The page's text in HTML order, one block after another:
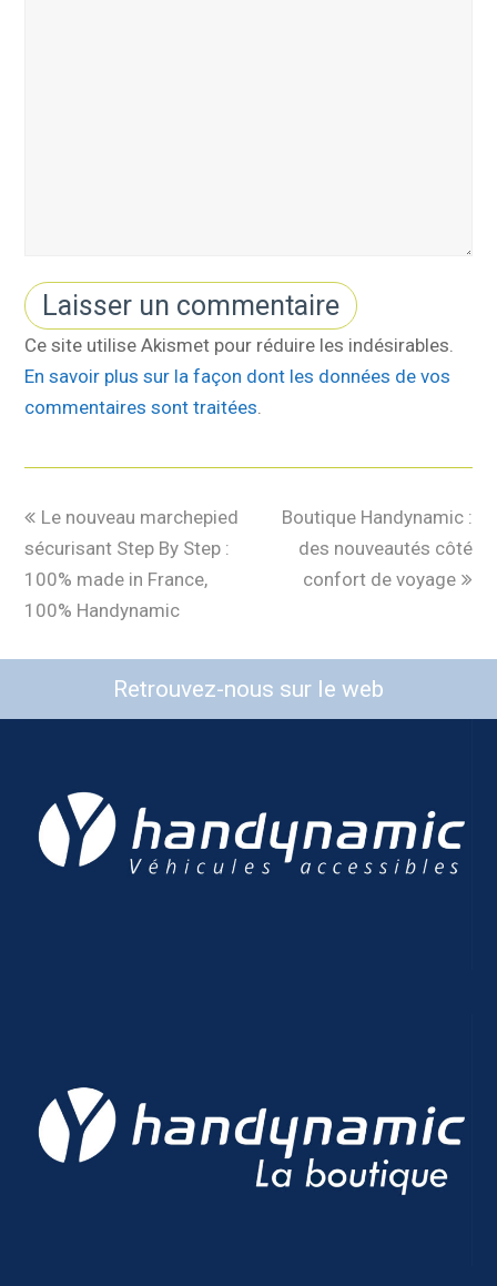
Ce site utilise Akismet pour réduire les indésirables.
En savoir plus sur la façon dont les données de vos
commentaires sont traitées
Le nouveau marchepied
sécurisant Step By Step :
100% made in France,
100% Handynamic
Boutique Handynamic :
des nouveautés côté
confort de voyage
Retrouvez-nous sur le web